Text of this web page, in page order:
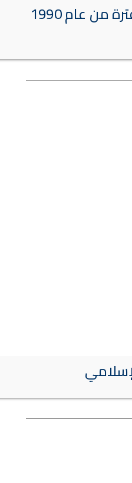
أستاذ الأثار المصرية القديمة ، وأطلق عليه لقب ” شيخ علم المصريات ” ، تولى عمادة الكلية في الفترة من عام 1990